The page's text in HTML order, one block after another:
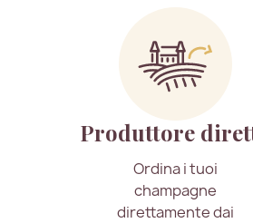
Produttore
Ordina i tuoi
champagne
direttamente dai